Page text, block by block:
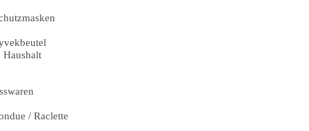
Haushalt
/ Raclette